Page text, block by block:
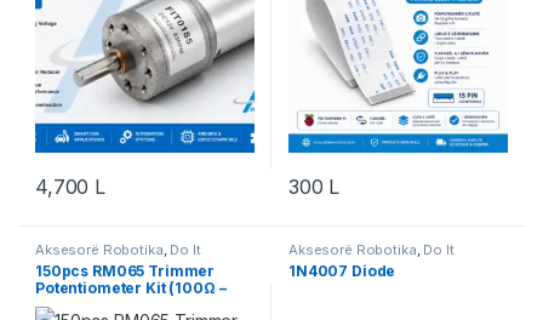
4,700 L 300 L
Aksesorë Robotika Do It
Yourself ,Robotika
150pcs RM065 Trimmer
Potentiometer Kit (100Ω –
1MΩ)
Aksesorë Robotika Do It
Yourself, Robotika
1N4007 Diode